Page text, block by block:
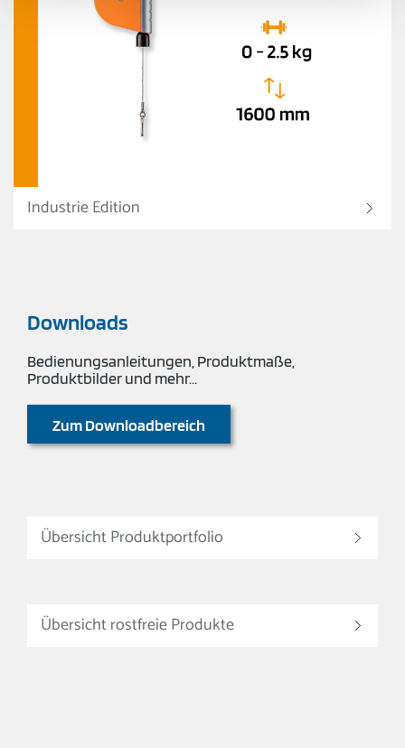
Industrie Edition
Downloads
Bedienungsanleitungen, Produktmaße,
Produktbilder und mehr...
Zum Downloadbereich
Übersicht Produktportfolio
Übersicht rostfreie Produkte